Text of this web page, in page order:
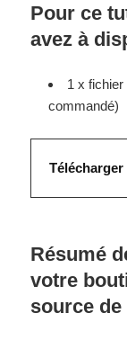
Pour ce
avez à
1 x fichier
commandé)
Télécharger
Résumé
votre
source